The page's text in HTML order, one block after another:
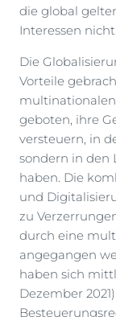
die global
Interessen
Die
Vorteile
geboten, ihre
versteuern, in
sondern in den
haben. Die
und
zu
durch eine
angegangen
haben sich
Dezember